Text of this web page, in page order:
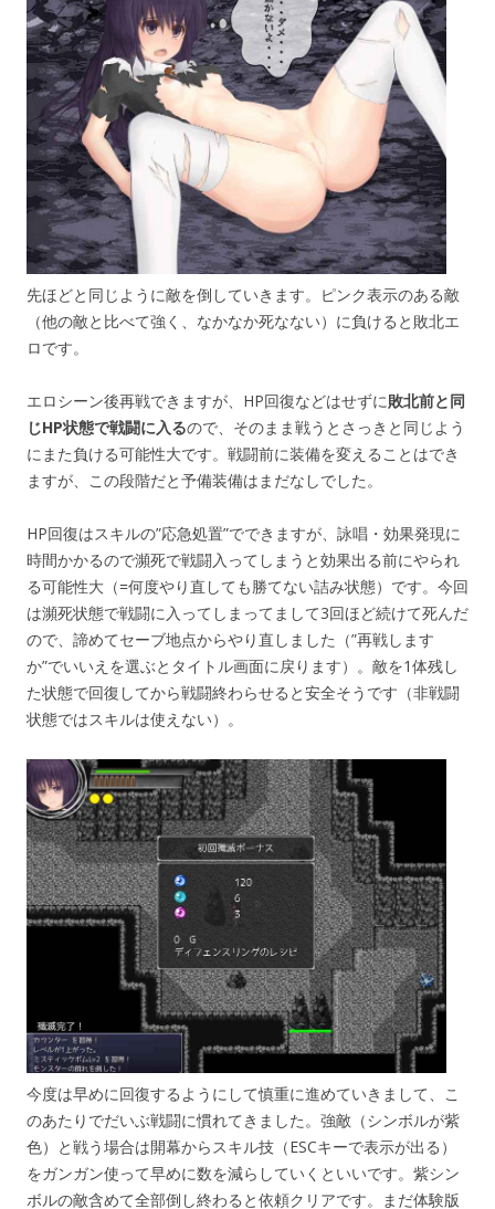
先ほどと同じように敵を倒していきます。ピンク表示のある敵
（他の敵と比べて強く、なかなか死なない）に負けると敗北エ
ロです。
エロシーン後再戦できますが、HP回復などはせずに敗北前と同
じHP状態で戦闘に入るので、そのまま戦うとさっきと同じよう
にまた負ける可能性大です。戦闘前に装備を変えることはでき
ますが、この段階だと予備装備はまだなしでした。
HP回復はスキルの”応急処置”でできますが、詠唱・効果発現に
時間かかるので瀕死で戦闘入ってしまうと効果出る前にやられ
る可能性大（=何度やり直しても勝てない詰み状態）です。今回
は瀕死状態で戦闘に入ってしまってまして3回ほど続けて死んだ
ので、諦めてセーブ地点からやり直しました（”再戦します
か”でいいえを選ぶとタイトル画面に戻ります）。敵を1体残し
た状態で回復してから戦闘終わらせると安全そうです（非戦闘
状態ではスキルは使えない）。
今度は早めに回復するようにして慎重に進めていきまして、こ
のあたりでだいぶ戦闘に慣れてきました。強敵（シンボルが紫
色）と戦う場合は開幕からスキル技（ESCキーで表示が出る）
をガンガン使って早めに数を減らしていくといいです。紫シン
ボルの敵含めて全部倒し終わると依頼クリアです。まだ体験版